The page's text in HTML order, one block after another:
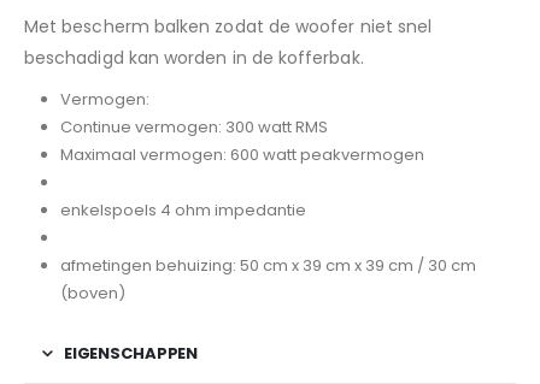
Met bescherm balken zodat de woofer niet snel
beschadigd kan worden in de kofferbak.
Vermogen:
Continue vermogen: 300 watt RMS
Maximaal vermogen: 600 watt peakvermogen
enkelspoels 4 ohm impedantie
afmetingen behuizing: 50 cm x 39 cm x 39 cm / 30 cm
(boven)
EIGENSCHAPPEN